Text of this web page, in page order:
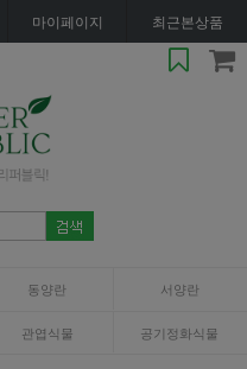
마이페이지 최근본상품
동양란 서양란
관엽식물 공기정화식물